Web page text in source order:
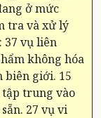
ở mức
tra và xử lý
37 vụ liên
không hóa
biên giới. 15
trung vào
27 vụ vi